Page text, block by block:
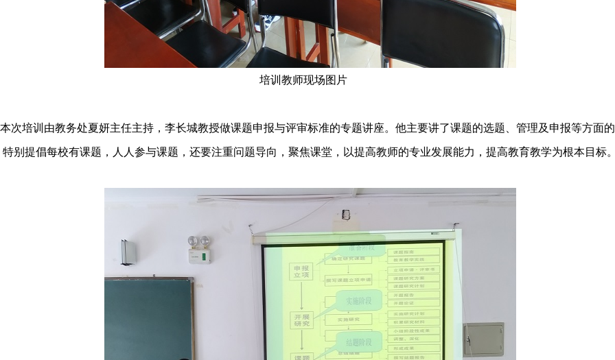
培训教师现场图片
培训由教务处夏妍主任主持，李长城教授做课题申报与评审标准的专题讲座。他主要讲了课题的选题、管理及申报等方面
特别提倡每校有课题，人人参与课题，还要注重问题导向，聚焦课堂，以提高教师的专业发展能力，提高教育教学为根本目标